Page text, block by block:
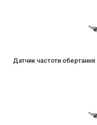
Датчик частоти